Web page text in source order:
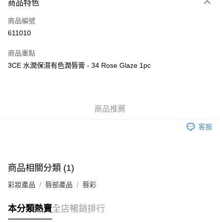
信用卡
Apple Pay
WeChat Pay
JD京東物流，訂單確認發貨後2-4個工作天送達
商品特色
商品編號
611010
商品重點
3CE 水潤保濕有色潤唇膏 - 34 Rose Glaze 1pc
商品推薦
客服
商品相關分類 (1)
彩妝產品 唇部產品 唇彩
本分類熱賣全店暢銷排行